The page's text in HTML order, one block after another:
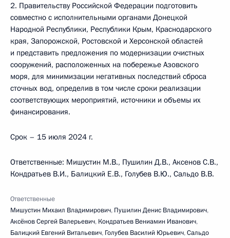
2. Правительству Российской Федерации подготовить
совместно с исполнительными органами Донецкой
Народной Республики, Республики Крым, Краснодарского
края, Запорожской, Ростовской и Херсонской областей
и представить предложения по модернизации очистных
сооружений, расположенных на побережье Азовского
моря, для минимизации негативных последствий сброса
сточных вод, определив в том числе сроки реализации
соответствующих мероприятий, источники и объемы их
финансирования.
Срок – 15 июля 2024 г.
Ответственные: Мишустин М.В., Пушилин Д.В., Аксенов С.В.,
Кондратьев В.И., Балицкий Е.В., Голубев В.Ю., Сальдо В.В.
Ответственные
Мишустин Михаил Владимирович, Пушилин Денис Владимирович,
Аксёнов Сергей Валерьевич, Кондратьев Вениамин Иванович,
Балицкий Евгений Витальевич, Голубев Василий Юрьевич,Сальдо